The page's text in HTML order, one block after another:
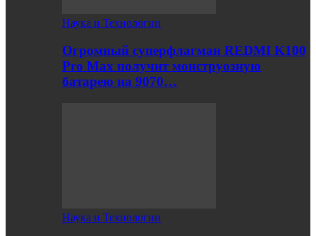
Наука и Технологии
Огромный суперфлагман REDMI K100
Pro Max получит монструозную
батарею на 9070…
Наука и Технологии